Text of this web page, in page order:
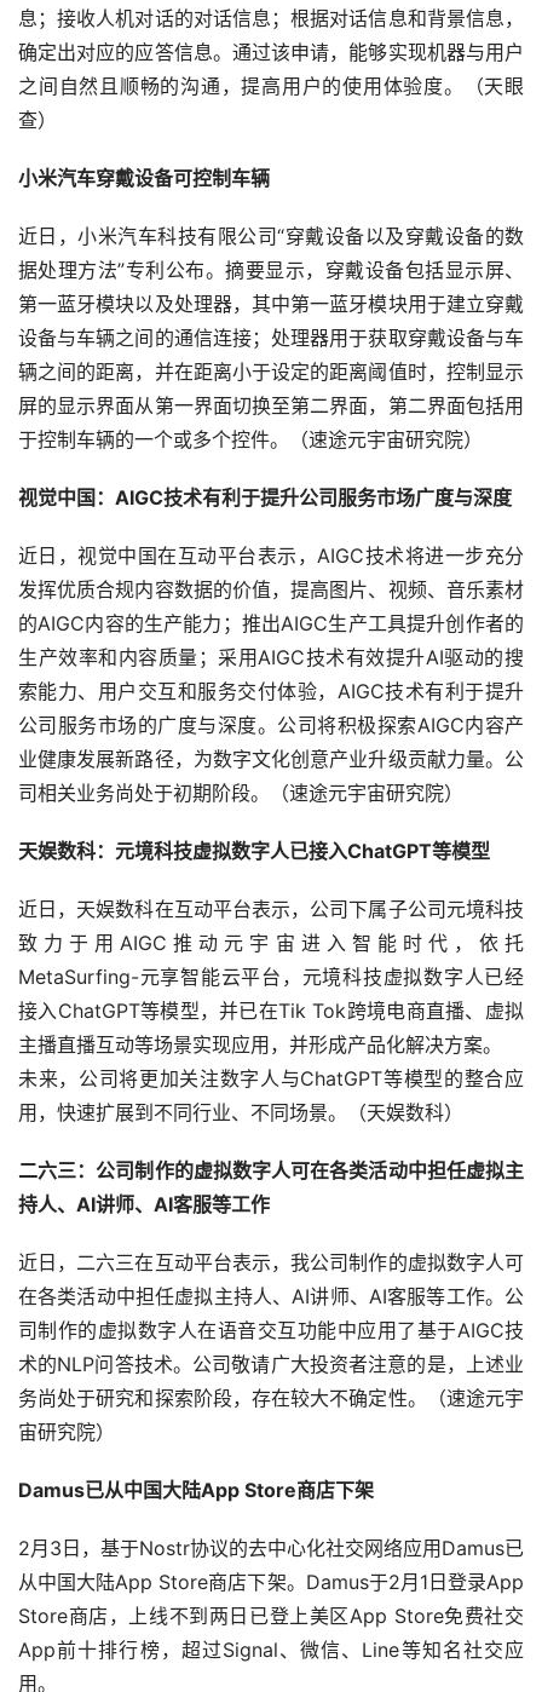
息；接收人机对话的对话信息；根据对话信息和背景信息，
确定出对应的应答信息。通过该申请，能够实现机器与用户
之间自然且顺畅的沟通，提高用户的使用体验度。（天眼
查）
小米汽车穿戴设备可控制车辆
近日，小米汽车科技有限公司“穿戴设备以及穿戴设备的数
据处理方法”专利公布。摘要显示，穿戴设备包括显示屏、
第一蓝牙模块以及处理器，其中第一蓝牙模块用于建立穿戴
设备与车辆之间的通信连接；处理器用于获取穿戴设备与车
辆之间的距离，并在距离小于设定的距离阈值时，控制显示
屏的显示界面从第一界面切换至第二界面，第二界面包括用
于控制车辆的一个或多个控件。（速途元宇宙研究院）
视觉中国：AIGC技术有利于提升公司服务市场广度与深度
近日，视觉中国在互动平台表示，AIGC技术将进一步充分
发挥优质合规内容数据的价值，提高图片、视频、音乐素材
的AIGC内容的生产能力；推出AIGC生产工具提升创作者的
生产效率和内容质量；采用AIGC技术有效提升AI驱动的搜
索能力、用户交互和服务交付体验，AIGC技术有利于提升
公司服务市场的广度与深度。公司将积极探索AIGC内容产
业健康发展新路径，为数字文化创意产业升级贡献力量。公
司相关业务尚处于初期阶段。（速途元宇宙研究院）
天娱数科：元境科技虚拟数字人已接入ChatGPT等模型
近日，天娱数科在互动平台表示，公司下属子公司元境科技
致力于用AIGC推动元宇宙进入智能时代，依托
MetaSurfing-元享智能云平台，元境科技虚拟数字人已经
接入ChatGPT等模型，并已在Tik Tok跨境电商直播、虚拟
主播直播互动等场景实现应用，并形成产品化解决方案。
未来，公司将更加关注数字人与ChatGPT等模型的整合应
用，快速扩展到不同行业、不同场景。（天娱数科）
二六三：公司制作的虚拟数字人可在各类活动中担任虚拟主
持人、AI讲师、AI客服等工作
近日，二六三在互动平台表示，我公司制作的虚拟数字人可
在各类活动中担任虚拟主持人、AI讲师、AI客服等工作。公
司制作的虚拟数字人在语音交互功能中应用了基于AIGC技
术的NLP问答技术。公司敬请广大投资者注意的是，上述业
务尚处于研究和探索阶段，存在较大不确定性。（速途元宇
宙研究院）
Damus已从中国大陆App Store商店下架
2月3日，基于Nostr协议的去中心化社交网络应用Damus已
从中国大陆App Store商店下架。Damus于2月1日登录App
Store商店，上线不到两日已登上美区App Store免费社交
App前十排行榜，超过Signal、微信、Line等知名社交应
用。